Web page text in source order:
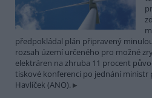
předpokládal plán připravený
rozsah území určeného pro možné
elektráren na zhruba 11 procent
tiskové konferenci po jednání ministr
Havlíček (ANO).